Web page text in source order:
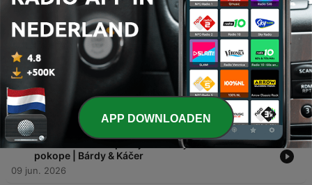
09 jul. 2026
86 - Čo bude jednou z kľúčových tém volebnej
kampane? | Bárdy & Káčer
18 jun. 2026
85 - Podarilo sa Ficovi totálne ovládnutie justície? |
Bárdy & Káčer
11 jun. 2026
84 - Prečo demokrati padajú a zlodeji musia držať
pokope | Bárdy & Káčer
09 jun. 2026
APP DOWNLOADEN